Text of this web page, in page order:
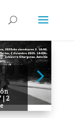
| 2